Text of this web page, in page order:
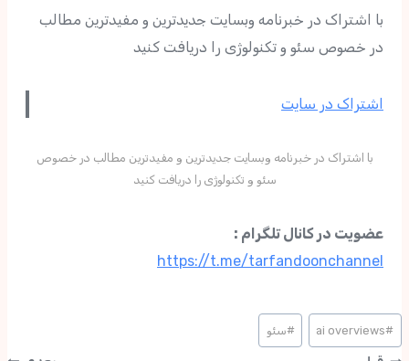
با اشتراک در خبرنامه وبسایت جدیدترین و مفیدترین مطالب
در خصوص سئو و تکنولوژی را دریافت کنید
اشتراک در سایت
با اشتراک در خبرنامه وبسایت جدیدترین و مفیدترین مطالب در خصوص
سئو و تکنولوژی را دریافت کنید
عضویت در کانال تلگرام :
https://t.me/tarfandoonchannel
#
ai overviews
#سئو